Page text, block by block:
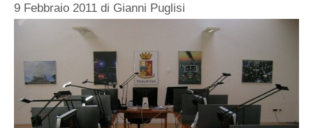
9 Febbraio 2011 di Gianni Puglisi